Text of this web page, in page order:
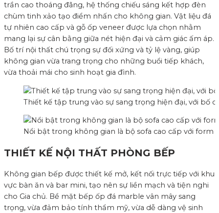
trần cao thoáng đãng, hệ thống chiếu sáng kết hợp đèn
chùm tinh xảo tạo điểm nhấn cho không gian. Vật liệu đá
tự nhiên cao cấp và gỗ ốp veneer được lựa chọn nhằm
mang lại sự cân bằng giữa nét hiện đại và cảm giác ấm áp.
Bố trí nội thất chú trọng sự đối xứng và tỷ lệ vàng, giúp
không gian vừa trang trọng cho những buổi tiếp khách,
vừa thoải mái cho sinh hoạt gia đình.
Thiết kế tập trung vào sự sang trọng hiện đại, với bố
Nổi bật trong không gian là bộ sofa cao cấp với
THIẾT KẾ NỘI THẤT PHÒNG BẾP
Không gian bếp được thiết kế mở, kết nối trực tiếp với khu
vực bàn ăn và bar mini, tạo nên sự liền mạch và tiện nghi
cho Gia chủ. Bề mặt bếp ốp đá marble vân mây sang
trọng, vừa đảm bảo tính thẩm mỹ, vừa dễ dàng vệ sinh